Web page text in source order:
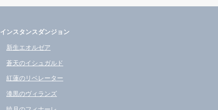
インスタンスダンジョン
新生エオルゼア
蒼天のイシュガルド
紅蓮のリベレーター
漆黒のヴィランズ